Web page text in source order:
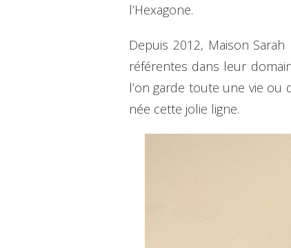
l’Hexagone.
Depuis 2012, Maison
référentes dans leur
l’on garde toute une vie ou
née cette jolie ligne.